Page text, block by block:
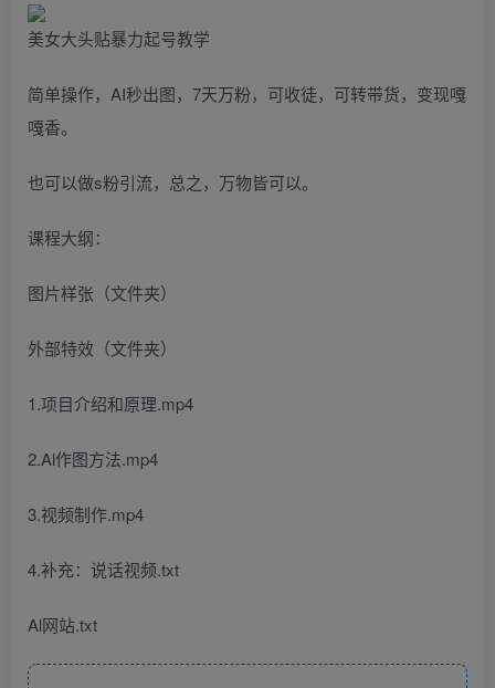
美女大头贴暴力起号教学
简单操作，AI秒出图，7天万粉，可收徒，可转带货，变现嘎
嘎香。
也可以做s粉引流，总之，万物皆可以。
课程大纲：
图片样张（文件夹）
外部特效（文件夹）
1.项目介绍和原理.mp4
2.Al作图方法.mp4
3.视频制作.mp4
4.补充：说话视频.txt
Al网站.txt